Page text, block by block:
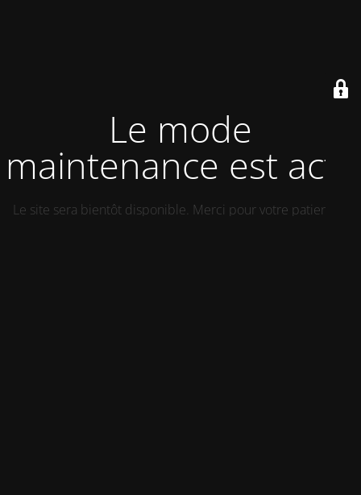
Le mode
maintenance est actif
Le site sera bientôt disponible. Merci pour votre patience !